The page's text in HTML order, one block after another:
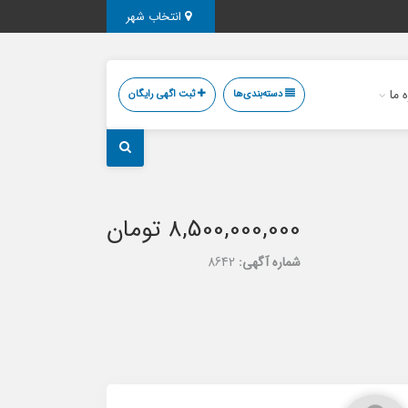
ما دسته‌بندی‌ها ثبت اگهی رایگان
8,500,000,000 تومان
شماره آگهی: 8642